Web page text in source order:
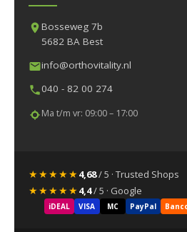
Bosseweg 7b
5682 BA Best
info@orthovitality.nl
040 - 82 00 274
Ma t/m vr: 09:00 – 17:00
★★★★★4,68/ 5 · Trusted Shops
★★★★★4,4/ 5 · Google
iDEAL VISA MC PayPal